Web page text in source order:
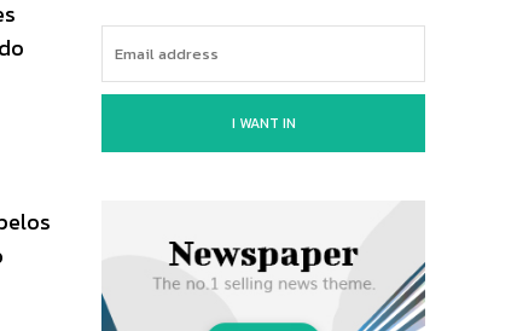
I WANT IN